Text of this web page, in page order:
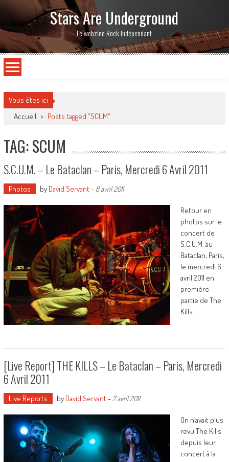
Stars Are Underground
Le webzine Rock Indépendant
Vous êtes ici
Accueil > Posts tagged "SCUM"
TAG: SCUM
S.C.U.M. – Le Bataclan – Paris, Mercredi 6 Avril 2011
Photos by David Servant- 8 avril 2011
Retour en
photos sur le
concert de
S.C.U.M. au
Bataclan, Paris,
le mercredi 6
avril 2011 en
première
partie de The
Kills.
[Live Report] THE KILLS – Le Bataclan – Paris, Mercredi
6 Avril 2011
Live Reports by David Servant- 7 avril 2011
On n’avait plus
revu The Kills
depuis leur
concert à la